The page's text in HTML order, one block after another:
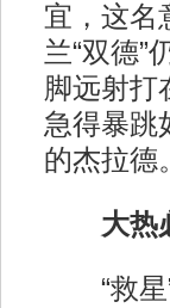
宜，这名
兰“双德”
脚远射打
急得暴跳
的杰拉德。
大热
“救星”